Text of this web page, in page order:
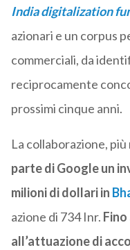
India digitalization
azionari e un corpus
commerciali, da
reciprocamente
prossimi cinque anni.
La collaborazione,
parte di Google un
milioni di dollari in
azione di 734 Inr.
all’attuazione di